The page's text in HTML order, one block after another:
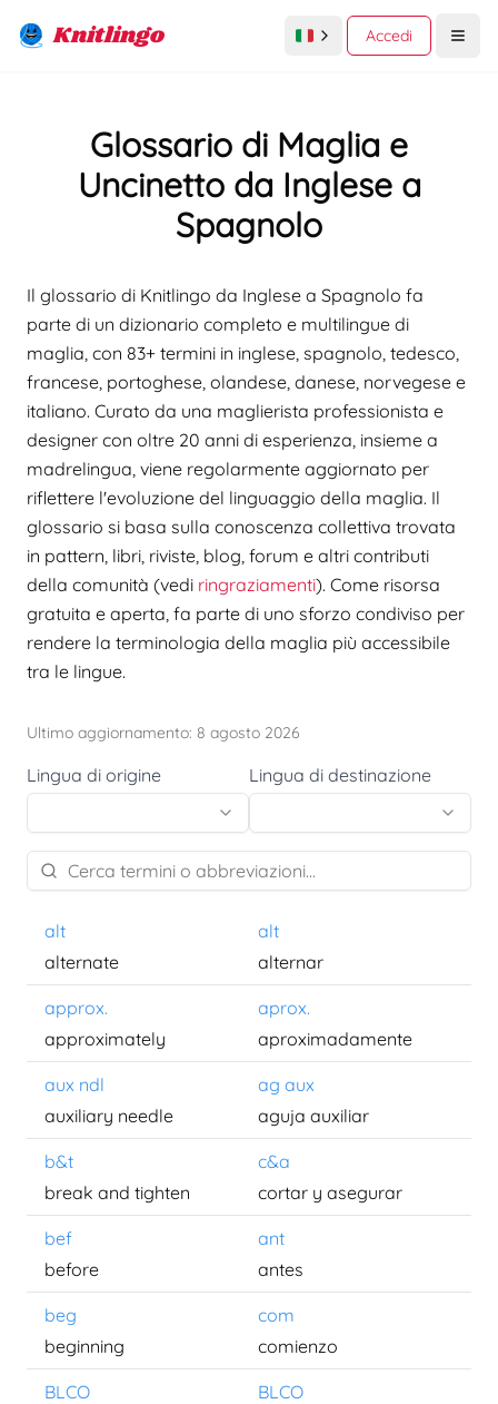
Knitlingo Accedi
Glossario di Maglia e
Uncinetto da Inglese a
Spagnolo
Il glossario di Knitlingo da Inglese a Spagnolo fa
parte di un dizionario completo e multilingue di
maglia, con 83+ termini in inglese, spagnolo, tedesco,
francese, portoghese, olandese, danese, norvegese e
italiano. Curato da una maglierista professionista e
designer con oltre 20 anni di esperienza, insieme a
madrelingua, viene regolarmente aggiornato per
riflettere l'evoluzione del linguaggio della maglia. Il
glossario si basa sulla conoscenza collettiva trovata
in pattern, libri, riviste, blog, forum e altri contributi
della comunità (vedi ringraziamenti). Come risorsa
gratuita e aperta, fa parte di uno sforzo condiviso per
rendere la terminologia della maglia più accessibile
tra le lingue.
Ultimo aggiornamento: 8 agosto 2026
Lingua di origine Lingua di destinazione
alt
alt
alternate
alternar
approx.
aprox.
approximately
aproximadamente
aux ndl
ag aux
auxiliary needle
aguja auxiliar
b&t
c&a
break and tighten
cortar y asegurar
bef
ant
before
antes
beg
com
beginning
comienzo
BLCO
BLCO